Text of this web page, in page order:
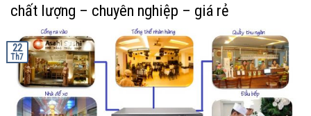
chất lượng – chuyên nghiệp – giá rẻ
22
Th7